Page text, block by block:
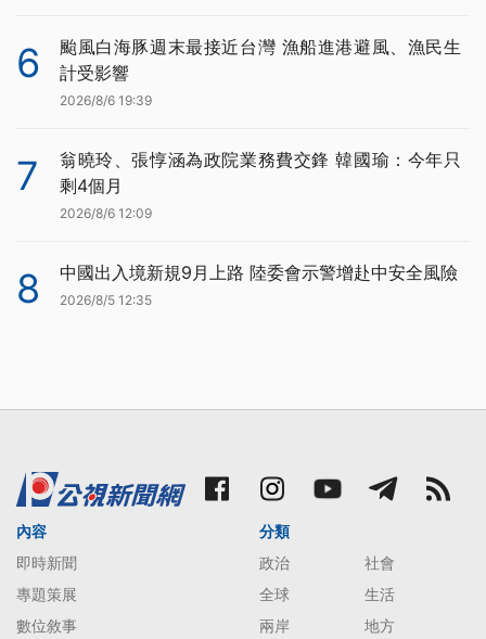
6
颱風白海豚週末最接近台灣 漁船進港避風、漁民生
計受影響
2026/8/6 19:39
7
翁曉玲、張惇涵為政院業務費交鋒 韓國瑜：今年只
剩4個月
2026/8/6 12:09
8 中國出入境新規9月上路 陸委會示警增赴中安全風險
2026/8/5 12:35
內容
即時新聞
專題策展
數位敘事
分類
政治
社會
全球
生活
兩岸
地方